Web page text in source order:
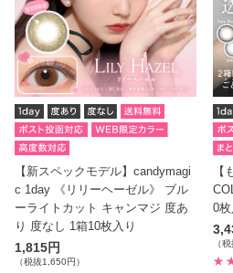
【新スペックモデル】candymagi
c 1day 《リリーヘーゼル》 ブル
ーライトカット キャンマジ 度あ
り 度なし 1箱10枚入り
1,815円
（税抜1,650円）
0
（